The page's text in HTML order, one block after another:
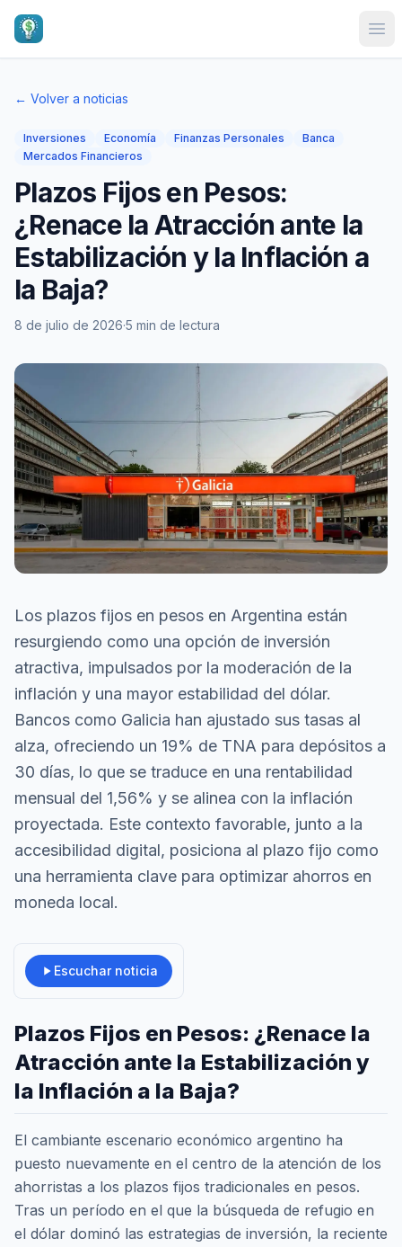
← Volver a noticias
Inversiones Economía Finanzas Personales
Banca
Mercados Financieros
Plazos Fijos en Pesos:
¿Renace la Atracción ante la
Estabilización y la Inflación a
la Baja?
8 de julio de 2026·5 min de lectura
Los plazos fijos en pesos en Argentina están
resurgiendo como una opción de inversión
atractiva, impulsados por la moderación de la
inflación y una mayor estabilidad del dólar.
Bancos como Galicia han ajustado sus tasas al
alza, ofreciendo un 19% de TNA para depósitos a
30 días, lo que se traduce en una rentabilidad
mensual del 1,56% y se alinea con la inflación
proyectada. Este contexto favorable, junto a la
accesibilidad digital, posiciona al plazo fijo como
una herramienta clave para optimizar ahorros en
moneda local.
Escuchar noticia
Plazos Fijos en Pesos: ¿Renace la
Atracción ante la Estabilización y
la Inflación a la Baja?
El cambiante escenario económico argentino ha
puesto nuevamente en el centro de la atención de los
ahorristas a los plazos fijos tradicionales en pesos.
Tras un período en el que la búsqueda de refugio en
el dólar dominó las estrategias de inversión, la reciente